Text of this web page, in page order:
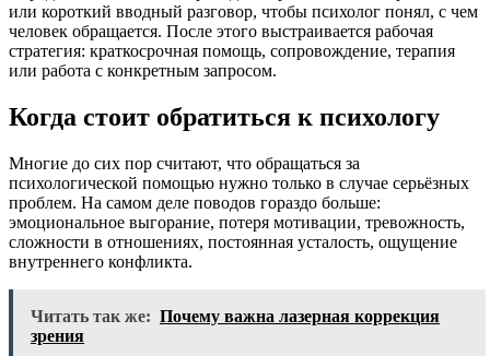
или короткий вводный разговор, чтобы психолог понял, с чем
человек обращается. После этого выстраивается рабочая
стратегия: краткосрочная помощь, сопровождение, терапия
или работа с конкретным запросом.
Когда стоит обратиться к психологу
Многие до сих пор считают, что обращаться за
психологической помощью нужно только в случае серьёзных
проблем. На самом деле поводов гораздо больше:
эмоциональное выгорание, потеря мотивации, тревожность,
сложности в отношениях, постоянная усталость, ощущение
внутреннего конфликта.
Читать так же: Почему важна лазерная коррекция
зрения